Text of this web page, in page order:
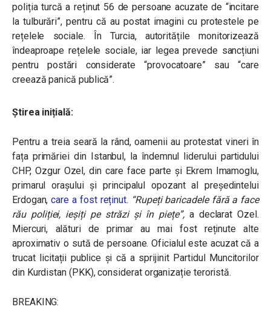
poliția turcă a reținut 56 de persoane acuzate de “incitare
la tulburări”, pentru că au postat imagini cu protestele pe
rețelele sociale. În Turcia, autoritățile monitorizează
îndeaproape rețelele sociale, iar legea prevede sancțiuni
pentru postări considerate “provocatoare” sau “care
creează panică publică”.
Știrea inițială:
Pentru a treia seară la rând, oamenii au protestat vineri în
fața primăriei din Istanbul, la îndemnul liderului partidului
CHP, Ozgur Ozel, din care face parte și Ekrem Imamoglu,
primarul orașului și principalul opozant al președintelui
Erdogan,care a fost reținut. “Rupeți baricadele fără a face
rău poliției, ieșiți pe străzi și în piețe”,a declarat Ozel.
Miercuri, alături de primar au mai fost reținute alte
aproximativ o sută de persoane. Oficialul este acuzat că a
trucat licitații publice și că a sprijinit Partidul Muncitorilor
din Kurdistan (PKK), considerat organizație teroristă.
BREAKING: